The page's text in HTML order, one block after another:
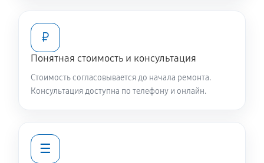
Замена шкива привода хода
Замена (установка) срезного болта
420 руб 60 минут
₽
Понятная стоимость и консультация
Стоимость согласовывается до начала ремонта.
Консультация доступна по телефону и онлайн.
☰